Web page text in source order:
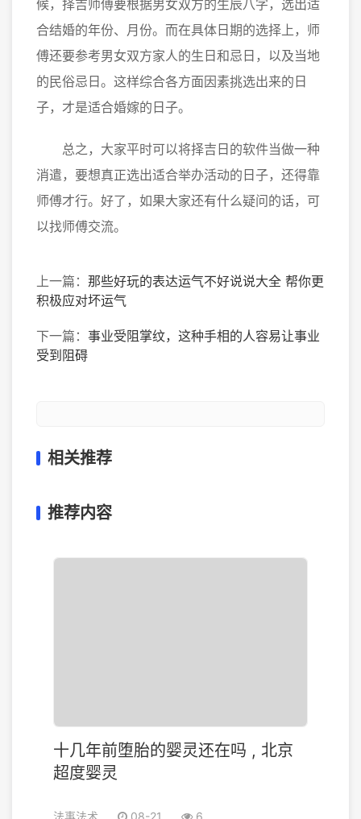
候，择吉师傅要根据男女双方的生辰八字，选出适
合结婚的年份、月份。而在具体日期的选择上，师
傅还要参考男女双方家人的生日和忌日，以及当地
的民俗忌日。这样综合各方面因素挑选出来的日
子，才是适合婚嫁的日子。
总之，大家平时可以将择吉日的软件当做一种
消遣，要想真正选出适合举办活动的日子，还得靠
师傅才行。好了，如果大家还有什么疑问的话，可
以找师傅交流。
上一篇： 那些好玩的表达运气不好说说大全 帮你更
积极应对坏运气
下一篇： 事业受阻掌纹，这种手相的人容易让事业
受到阻碍
相关推荐
推荐内容
十几年前堕胎的婴灵还在吗 , 北京
超度婴灵